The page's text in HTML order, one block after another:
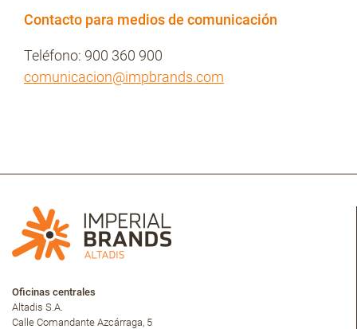
Contacto para medios de comunicación
Teléfono: 900 360 900
comunicacion@impbrands.com
Oficinas centrales
Altadis S.A.
Calle Comandante Azcárraga, 5